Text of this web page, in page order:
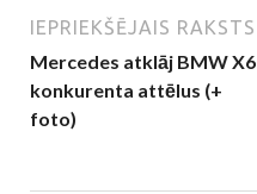
IEPRIEKŠĒJAIS RAKSTS
Mercedes atklāj BMW X6
konkurenta attēlus (+
foto)